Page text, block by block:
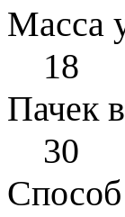
Масса
18
Пачек
30